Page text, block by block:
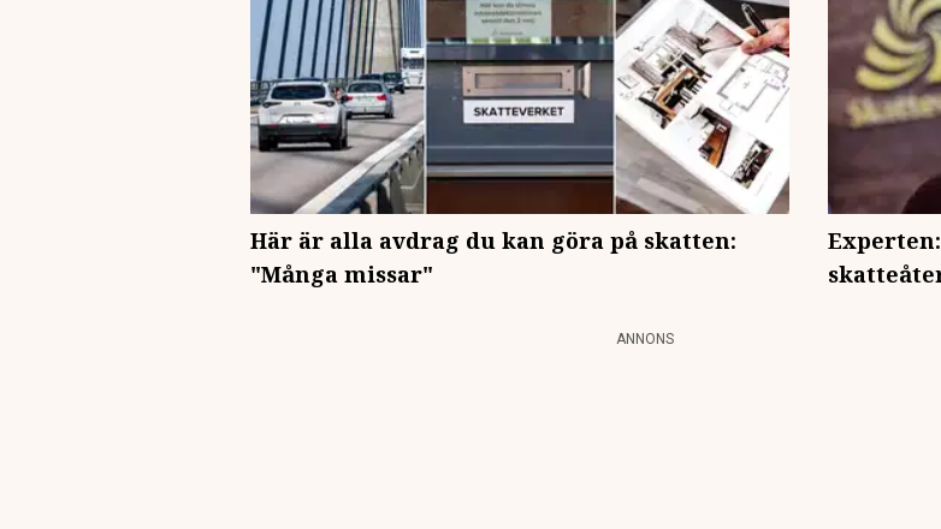
Här är alla avdrag du kan göra på skatten:
"Många missar"
ANNONS